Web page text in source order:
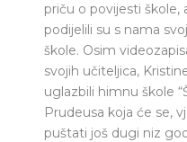
priču o povijesti škole,
podijelili su s nama
škole. Osim
svojih učiteljica,
uglazbili himnu škole
Prudeusa koja će se,
puštati još dugi niz